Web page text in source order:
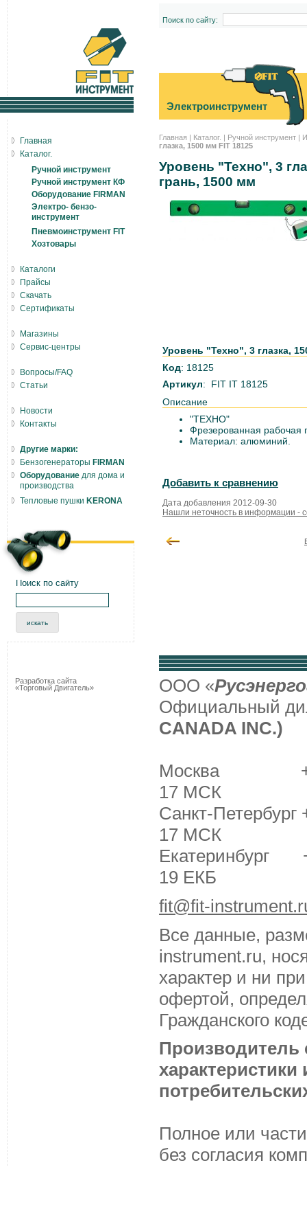
Поиск по сайту:
Электроинструмент
Главная | Каталог. | Ручной инструмент |
глазка, 1500 мм FIT 18125
Уровень "Техно", 3
грань, 1500 мм
Уровень "Техно", 3 глазка,
Код: 18125
Артикул: FIT IT 18125
Описание
"ТЕХНО"
Фрезерованная рабочая
Материал: алюминий.
Добавить к сравнению
Дата добавления 2012-09-30
Нашли неточность в информации -
Главная
Каталог.
Ручной инструмент
Ручной инструмент КФ
Оборудование FIRMAN
Электро- бензо-
инструмент
Пневмоинструмент FIT
Хозтовары
Каталоги
Прайсы
Скачать
Сертификаты
Магазины
Сервис-центры
Вопросы/FAQ
Статьи
Новости
Контакты
Другие марки:
Бензогенераторы FIRMAN
Оборудование для дома и
производства
Тепловые пушки KERONA
Поиск по сайту
Разработка сайта
«Торговый Двигатель»
ООО «
Официальный
CANADA INC.)
Москва +7
17 МСК
Санкт-
17 МСК
Екатеринбург
19 ЕКБ
fit@fit-
Все данные,
instrument.ru,
характер и ни
офертой,
Гражданского
Производитель
Полное или
без согласия